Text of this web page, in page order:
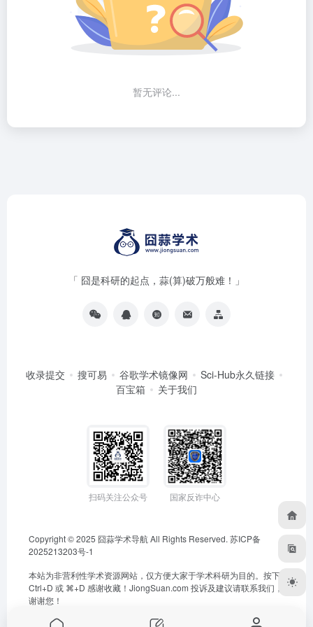
暂无评论...
「 囧是科研的起点，蒜(算)破万般难！」
收录提交 搜可易 谷歌学术镜像网
Sci-Hub永久链接
百宝箱
关于我们
扫码关注公众号 国家反诈中心
Copyright © 2025 囧蒜学术导航All Rights Reserved. 苏ICP备
2025213203号-1
本站为非营利性学术资源网站，仅方便大家于学术科研为目的。按下
Ctrl+D 或 ⌘+D 感谢收藏！ JiongSuan.com 投诉及建议请联系我们，
谢谢您！